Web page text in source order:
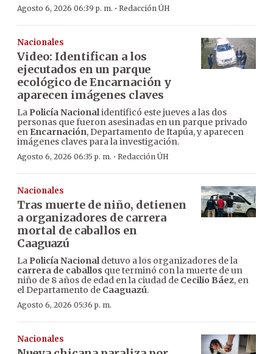
Agosto 6, 2026 06:39 p. m. · Redacción ÚH
Nacionales
Video: Identifican a los
ejecutados en un parque
ecológico de Encarnación y
aparecen imágenes claves
La Policía Nacionalidentificó este jueves a las dos
personas que fueron asesinadas en un parque privado
en Encarnación, Departamento de Itapúa, y aparecen
imágenes claves para la investigación.
Agosto 6, 2026 06:35 p. m. · Redacción ÚH
Nacionales
Tras muerte de niño, detienen
a organizadores de carrera
mortal de caballos en
Caaguazú
La Policía Nacionaldetuvo a los organizadores de la
carrera de caballos que terminó con la muerte de un
niño de 8 años de edad en la ciudad de Cecilio Báez, en
el Departamento de Caaguazú.
Agosto 6, 2026 05:36 p. m.
Nacionales